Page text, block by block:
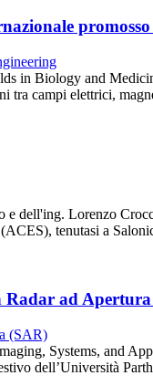
in Biology and
tra campi elettrici,
e dell'ing. Lorenzo
(ACES), tenutasi a
Radar ad
Systems, and
dell’Università